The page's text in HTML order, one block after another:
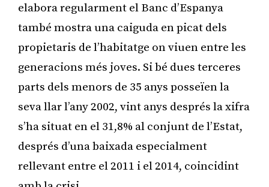
elabora regularment el Banc d’Espanya
també mostra una caiguda en picat dels
propietaris de l’habitatge on viuen entre les
generacions més joves. Si bé dues terceres
parts dels menors de 35 anys posseïen la
seva llar l’any 2002, vint anys després la xifra
s’ha situat en el 31,8% al conjunt de l’Estat,
després d’una baixada especialment
rellevant entre el 2011 i el 2014, coincidint